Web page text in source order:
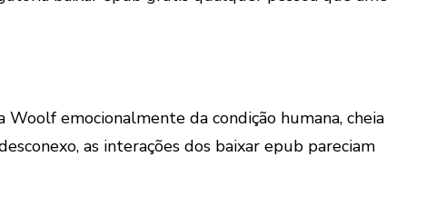
emocionalmente da condição humana, cheia
as interações dos baixar epub pareciam